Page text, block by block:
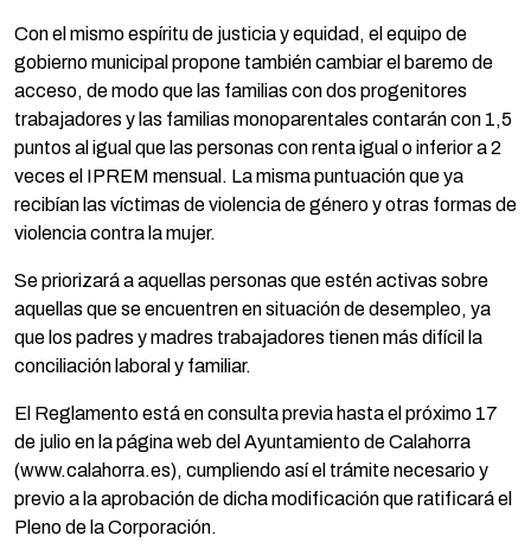
Con el mismo espíritu de justicia y equidad, el equipo de
gobierno municipal propone también cambiar el baremo de
acceso, de modo que las familias con dos progenitores
trabajadores y las familias monoparentales contarán con 1,5
puntos al igual que las personas con renta igual o inferior a 2
veces el IPREM mensual. La misma puntuación que ya
recibían las víctimas de violencia de género y otras formas de
violencia contra la mujer.
Se priorizará a aquellas personas que estén activas sobre
aquellas que se encuentren en situación de desempleo, ya
que los padres y madres trabajadores tienen más difícil la
conciliación laboral y familiar.
El Reglamento está en consulta previa hasta el próximo 17
de julio en la página web del Ayuntamiento de Calahorra
(www.calahorra.es), cumpliendo así el trámite necesario y
previo a la aprobación de dicha modificación que ratificará el
Pleno de la Corporación.